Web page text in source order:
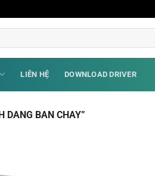
LIÊN HỆ DOWNLOAD DRIVER
DANG BAN CHAY”